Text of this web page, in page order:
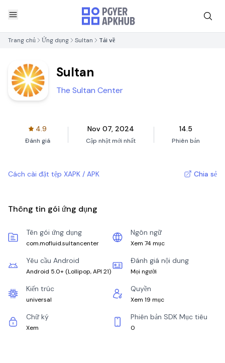
Trang chủ Ứng dụng Sultan Tải về
Sultan
The Sultan Center
4.9
Đánh giá
Nov 07, 2024
Cập nhật mới nhất
14.5
Phiên bản
Cách cài đặt tệp XAPK / APK Chia sẻ
Thông tin gói ứng dụng
Tên gói ứng dụng
com.mofluid.sultancenter
Ngôn ngữ
Xem 74 mục
Yêu cầu Android
Android 5.0+ (Lollipop, API 21)
Đánh giá nội dung
Mọi người
Kiến trúc
universal
Quyền
Xem 19 mục
Chữ ký
Xem
Phiên bản SDK Mục tiêu
0